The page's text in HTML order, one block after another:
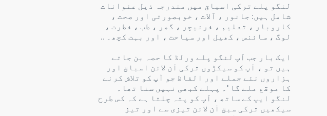
لنگو پلے ترکی اسباق میں مندرجہ ذیل عنوانات
شامل ہیں: جانور ، آلات ، خوبصورتی اور صحت ،
کاروبار ، تعلیم ، فرنیچر ، گھر ، طب ، فطرت ،
لوگ ، سائنس ، کھیل اور سیاحت ، اور بہت کچھ۔ ..
ایک بار جب آپ لنگو پلے ورلڈ کا حصہ بن جاتے
ہیں تو ، آپ کو سیکڑوں ترکی آن لائن اسباق اور
ہزاروں نئے جملے اور الفاظ جو آپ کو تلاش کرنے
کا موقع ملے گا '۔ پہلے کبھی نہیں سنا تھا۔
لنگو ایپ کے ساتھ ، آپ کو پتہ چلتا ہے کہ کس طرح
سیکھیں ترکی سبق آن لائن تیزی سے اور تیز